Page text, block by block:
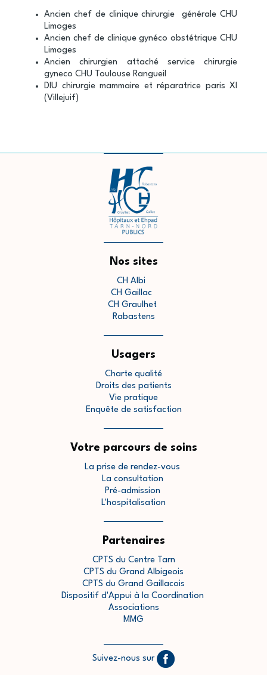
Ancien chef de clinique chirurgie générale CHU
Limoges
Ancien chef de clinique gynéco obstétrique CHU
Limoges
Ancien chirurgien attaché service chirurgie
gyneco CHU Toulouse Rangueil
DIU chirurgie mammaire et réparatrice paris XI
(Villejuif)
Nos sites
CH Albi
CH Gaillac
CH Graulhet
Rabastens
Usagers
Charte qualité
Droits des patients
Vie pratique
Enquête de satisfaction
Votre parcours de soins
La prise de rendez-vous
La consultation
Pré-admission
L'hospitalisation
Partenaires
CPTS du Centre Tarn
CPTS du Grand Albigeois
CPTS du Grand Gaillacois
Dispositif d'Appui à la Coordination
Associations
MMG
Suivez-nous sur